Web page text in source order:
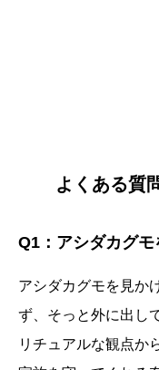
よくある質
Q1：アシダカグ
アシダカグモを見か
ず、そっと外に出し
リチュアルな観点か